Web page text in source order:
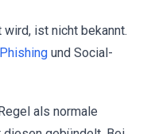
ist nicht bekannt.
Phishing und Social-
als normale